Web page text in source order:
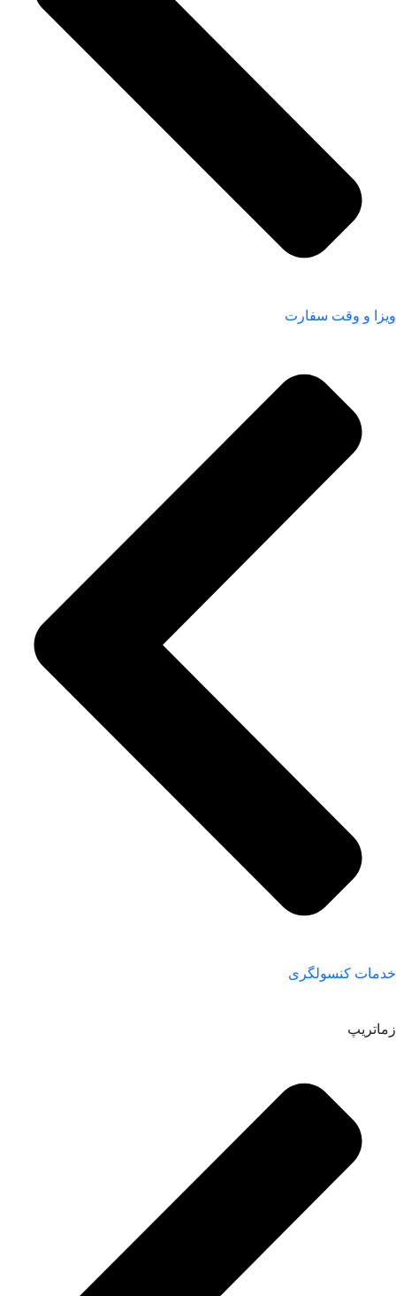
ویزا و وقت سفارت
خدمات کنسولگری
زماتریپ